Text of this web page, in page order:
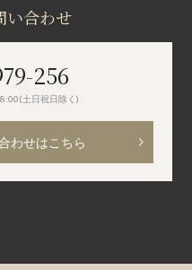
い合わせ
256
土日祝日除く)
わせはこちら